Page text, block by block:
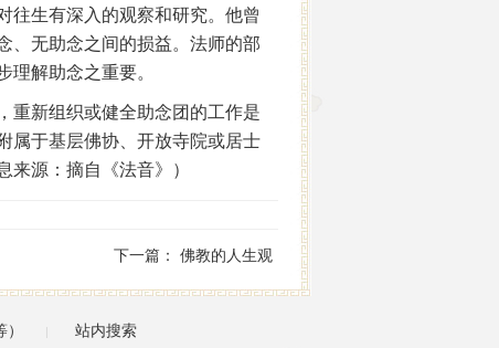
往生有深入的观察和研究。他曾
、无助念之间的损益。法师的部
解助念之重要。
重新组织或健全助念团的工作是
属于基层佛协、开放寺院或居士
源：摘自《法音》）
下一篇： 佛教的人生观
| 站内搜索